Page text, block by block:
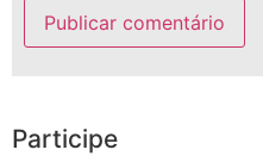
Participe